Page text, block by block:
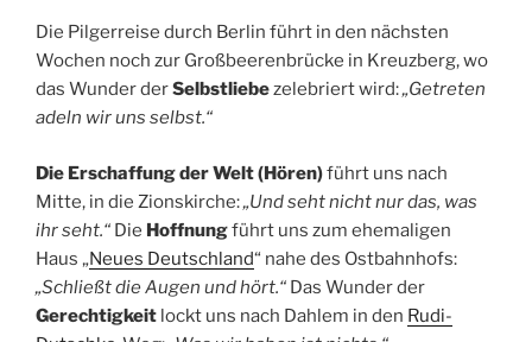
Die Pilgerreise durch Berlin führt in den nächsten
Wochen noch zur Großbeerenbrücke in Kreuzberg, wo
das Wunder derSelbstliebezelebriert wird:„Getreten
adeln wir uns selbst.“
Die Erschaffung der Welt (Hören)führt uns nach
Mitte, in die Zionskirche:„Und seht nicht nur das, was
ihr seht.“ Die Hoffnungführt uns zum ehemaligen
Haus „Neues Deutschland“ nahe des Ostbahnhofs:
„Schließt die Augen und hört.“ Das Wunder der
Gerechtigkeit lockt uns nach Dahlem in den Rudi-